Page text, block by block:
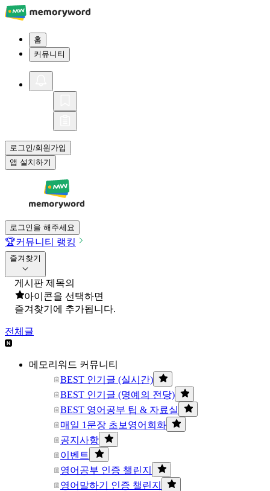
홈
커뮤니티
로그인/회원가입
앱 설치하기
로그인을 해주세요
🏆커뮤니티 랭킹
즐겨찾기
게시판 제목의
아이콘을 선택하면
즐겨찾기에 추가됩니다.
전체글
메모리워드 커뮤니티
BEST 인기글 (실시간)
BEST 인기글 (명예의 전당)
BEST 영어공부 팁 & 자료실
매일 1문장 초보영어회화
공지사항
이벤트
영어공부 인증 챌린지
영어말하기 인증 챌린지